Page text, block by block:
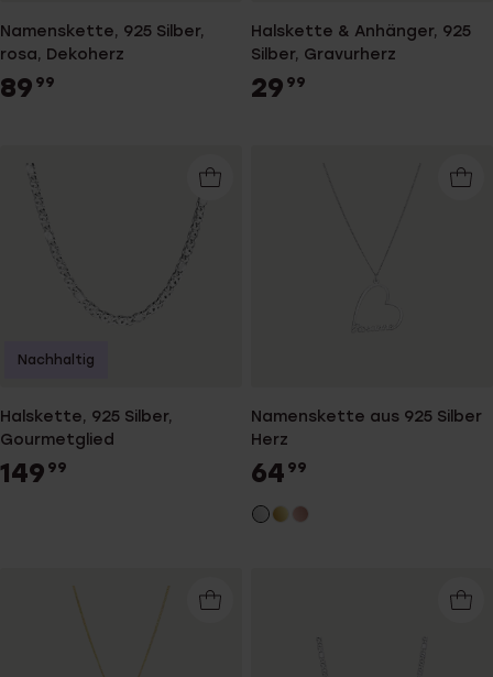
Namenskette, 925 Silber,
rosa, Dekoherz
89 99
Halskette & Anhänger, 925
Silber, Gravurherz
29 99
Halskette, 925 Silber,
Gourmetglied
149 99
Nachhaltig
Namenskette aus 925 Silber
Herz
64 99